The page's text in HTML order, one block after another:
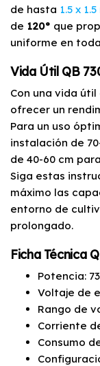
de hasta 1.5 x 1.5
de 120° que
uniforme en
Vida Útil QB
Con una vida
ofrecer un
Para un uso
instalación de
de 40-60 cm
Siga estas
máximo las
entorno de
prolongado.
Ficha Técnica
Potencia:
Voltaje de
Rango de
Corriente
Consumo